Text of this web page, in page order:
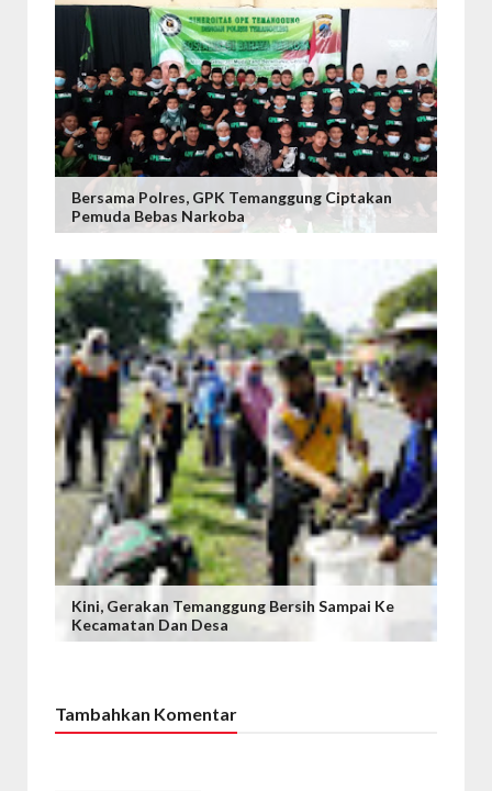
Bersama Polres, GPK Temanggung Ciptakan
Pemuda Bebas Narkoba
Kini, Gerakan Temanggung Bersih Sampai Ke
Kecamatan Dan Desa
Tambahkan Komentar